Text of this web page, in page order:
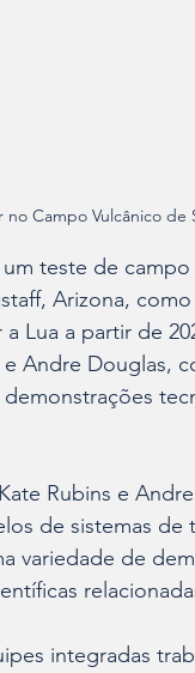
no Campo Vulcânico
teste de
Arizona,
Lua a partir de
Andre Douglas,
Rubins e
de sistemas de
variedade de
integradas